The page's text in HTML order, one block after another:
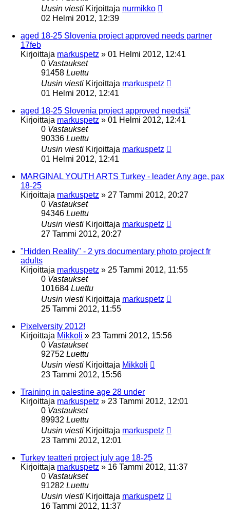
Uusin viesti Kirjoittaja nurmikko
02 Helmi 2012, 12:39
aged 18-25 Slovenia project approved needs partner
17feb
Kirjoittaja markuspetz » 01 Helmi 2012, 12:41
0 Vastaukset
91458 Luettu
Uusin viesti Kirjoittaja markuspetz
01 Helmi 2012, 12:41
aged 18-25 Slovenia project approved needsä'
Kirjoittaja markuspetz » 01 Helmi 2012, 12:41
0 Vastaukset
90336 Luettu
Uusin viesti Kirjoittaja markuspetz
01 Helmi 2012, 12:41
MARGINAL YOUTH ARTS Turkey - leader Any age, pax
18-25
Kirjoittaja markuspetz » 27 Tammi 2012, 20:27
0 Vastaukset
94346 Luettu
Uusin viesti Kirjoittaja markuspetz
27 Tammi 2012, 20:27
"Hidden Reality" - 2 yrs documentary photo project fr
adults
Kirjoittaja markuspetz » 25 Tammi 2012, 11:55
0 Vastaukset
101684 Luettu
Uusin viesti Kirjoittaja markuspetz
25 Tammi 2012, 11:55
Pixelversity 2012!
Kirjoittaja Mikkoli » 23 Tammi 2012, 15:56
0 Vastaukset
92752 Luettu
Uusin viesti Kirjoittaja Mikkoli
23 Tammi 2012, 15:56
Training in palestine age 28 under
Kirjoittaja markuspetz » 23 Tammi 2012, 12:01
0 Vastaukset
89932 Luettu
Uusin viesti Kirjoittaja markuspetz
23 Tammi 2012, 12:01
Turkey teatteri project july age 18-25
Kirjoittaja markuspetz » 16 Tammi 2012, 11:37
0 Vastaukset
91282 Luettu
Uusin viesti Kirjoittaja markuspetz
16 Tammi 2012, 11:37